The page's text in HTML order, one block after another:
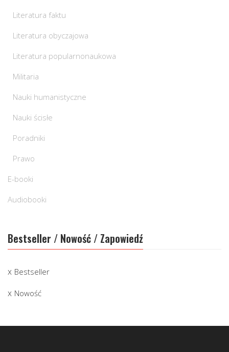
Literatura faktu
Literatura obyczajowa
Literatura popularnonaukowa
Militaria
Nauki humanistyczne
Nauki ścisłe
Poradniki
Prawo
E-booki
Audiobooki
Bestseller / Nowość / Zapowiedź
Bestseller
Nowość